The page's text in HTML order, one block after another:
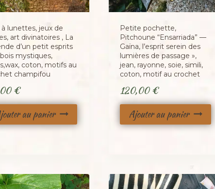
à lunettes, jeux de
art divinatoires , La
d’un petit esprits
mystiques,
coton, motifs au
champifou
€
au panier
Petite pochette,
Pitchoune “Ensarriada” —
Gaïna, l’esprit serein des
lumières de passage »,
jean, rayonne, soie, simili,
coton, motif au crochet
120,00€
Ajouter au panier